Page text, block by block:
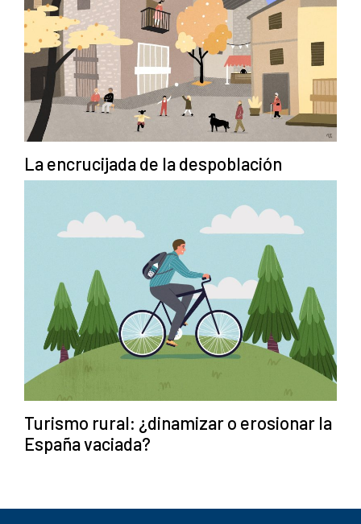
La encrucijada de la despoblación
Turismo rural: ¿dinamizar o erosionar la
España vaciada?